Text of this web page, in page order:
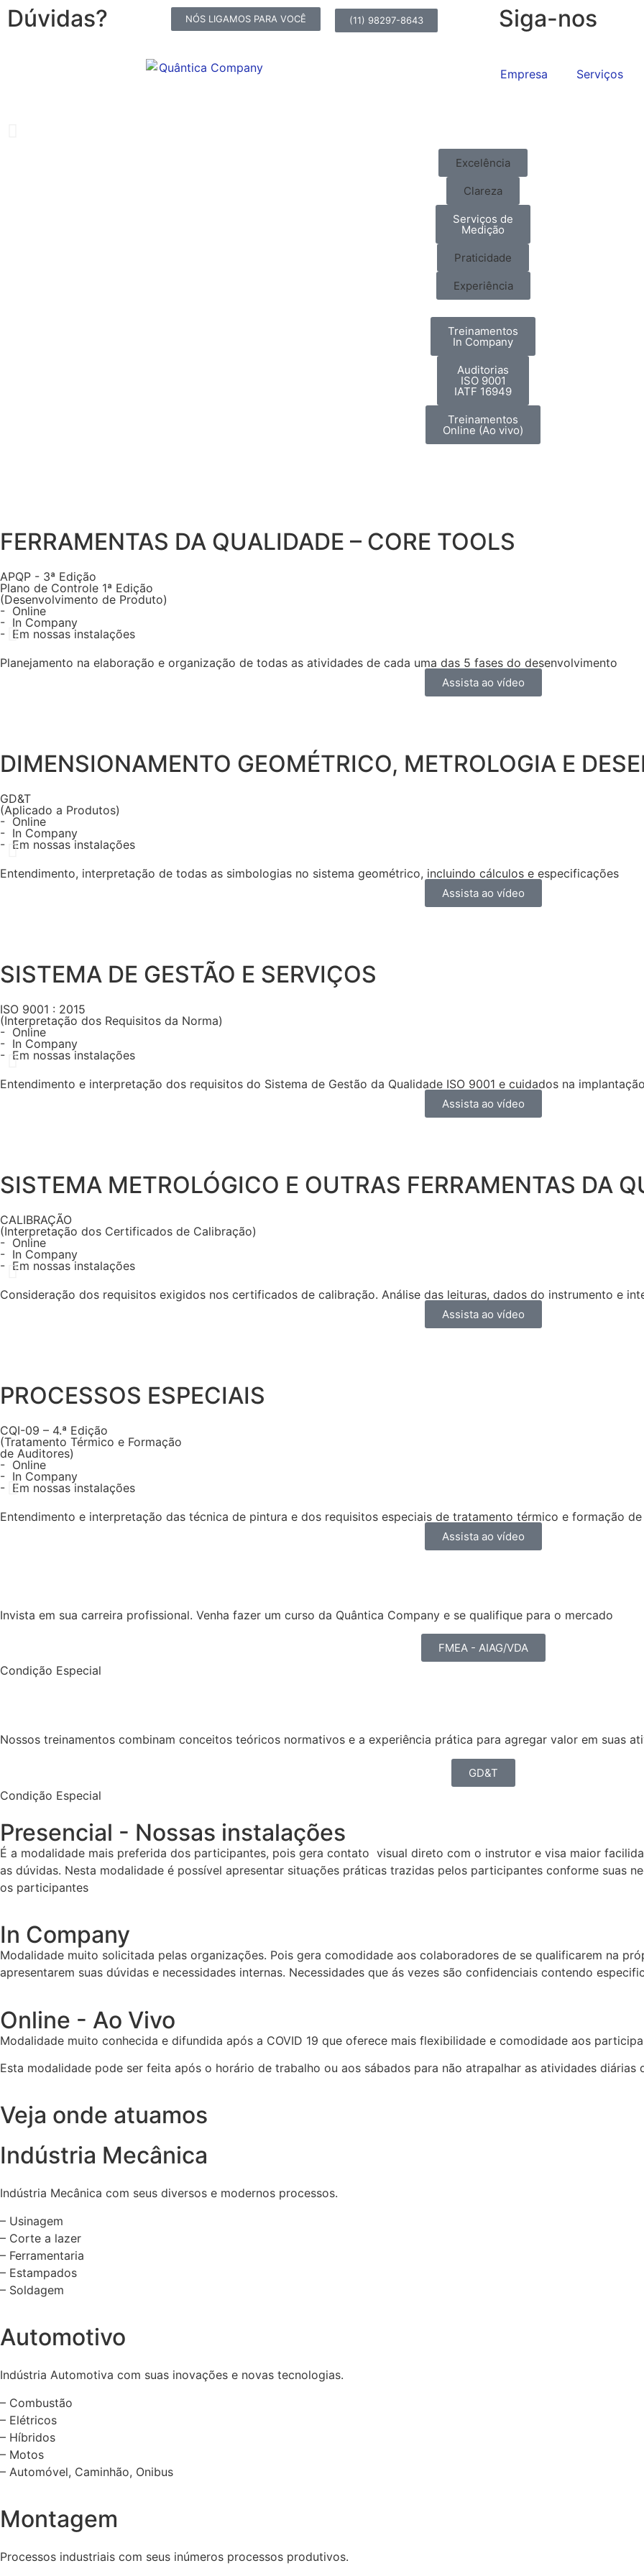
Dúvidas? NÓS LIGAMOS PARA VOCÊ (11) 98297-8643 Siga-nos
Empresa Serviços
A Quântica Company está comprometida em fornecer o melhor treinamento do mercado e para isso
real necessidade das indústrias e profissionais para que este nosso desejo se torne realidade
Excelência
Clareza
Serviços de
Medição
Praticidade
Experiência
Treinamentos
In Company
Auditorias
ISO 9001
IATF 16949
Treinamentos
Online (Ao vivo)
FERRAMENTAS DA QUALIDADE – CORE TOOLS
APQP - 3ª Edição
Plano de Controle 1ª Edição
(Desenvolvimento de Produto)
- Online
- In Company
- Em nossas instalações
Planejamento na elaboração e organização de todas as atividades de cada uma das 5 fases do desenvolvimento
Assista ao vídeo
DIMENSIONAMENTO GEOMÉTRICO, METROLOGIA E
GD&T
(Aplicado a Produtos)
- Online
- In Company
- Em nossas instalações
Entendimento, interpretação de todas as simbologias no sistema geométrico, incluindo cálculos e especificações
Assista ao vídeo
SISTEMA DE GESTÃO E SERVIÇOS
ISO 9001 : 2015
(Interpretação dos Requisitos da Norma)
- Online
- In Company
- Em nossas instalações
Entendimento e interpretação dos requisitos do Sistema de Gestão da Qualidade ISO 9001 e cuidados na
Assista ao vídeo
SISTEMA METROLÓGICO E OUTRAS FERRAMENTAS DA
CALIBRAÇÃO
(Interpretação dos Certificados de Calibração)
- Online
- In Company
- Em nossas instalações
Consideração dos requisitos exigidos nos certificados de calibração. Análise das leituras, dados do instrumento e
Assista ao vídeo
PROCESSOS ESPECIAIS
CQI-09 – 4.ª Edição
(Tratamento Térmico e Formação
de Auditores)
- Online
- In Company
- Em nossas instalações
Entendimento e interpretação das técnica de pintura e dos requisitos especiais de tratamento térmico e formação
Assista ao vídeo
Invista em sua carreira profissional. Venha fazer um curso da Quântica Company e se qualifique para o mercado
FMEA - AIAG/VDA
Condição Especial
Nossos treinamentos combinam conceitos teóricos normativos e a experiência prática para agregar valor em suas
GD&T
Condição Especial
Presencial - Nossas instalações
É a modalidade mais preferida dos participantes, pois gera contato visual direto com o instrutor e visa maior
as dúvidas. Nesta modalidade é possível apresentar situações práticas trazidas pelos participantes conforme suas
os participantes
In Company
Modalidade muito solicitada pelas organizações. Pois gera comodidade aos colaboradores de se qualificarem na
apresentarem suas dúvidas e necessidades internas. Necessidades que ás vezes são confidenciais contendo
Online - Ao Vivo
Modalidade muito conhecida e difundida após a COVID 19 que oferece mais flexibilidade e comodidade aos
Esta modalidade pode ser feita após o horário de trabalho ou aos sábados para não atrapalhar as atividades diárias
Veja onde atuamos
Indústria Mecânica
Indústria Mecânica com seus diversos e modernos processos.
– Usinagem
– Corte a lazer
– Ferramentaria
– Estampados
– Soldagem
Automotivo
Indústria Automotiva com suas inovações e novas tecnologias.
– Combustão
– Elétricos
– Híbridos
– Motos
– Automóvel, Caminhão, Onibus
Montagem
Processos industriais com seus inúmeros processos produtivos.